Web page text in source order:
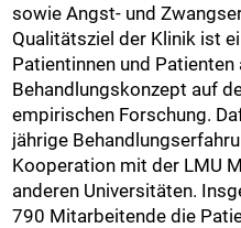
sowie Angst- und
Qualitätsziel der Klinik ist
Patientinnen und
Behandlungskonzept auf
empirischen Forschung.
jährige
Kooperation mit der LMU
anderen Universitäten.
790 Mitarbeitende die